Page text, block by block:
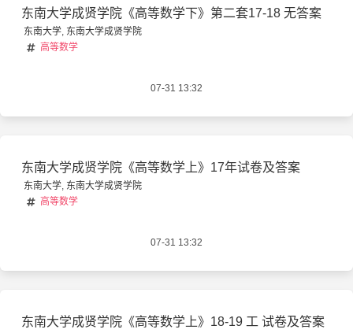
东南大学成贤学院《高等数学下》第二套17-18 无答案
东南大学 东南大学成贤学院
高等数学
07-31 13:32
东南大学成贤学院《高等数学上》17年试卷及答案
东南大学 东南大学成贤学院
高等数学
07-31 13:32
东南大学成贤学院《高等数学上》18-19 工 试卷及答案